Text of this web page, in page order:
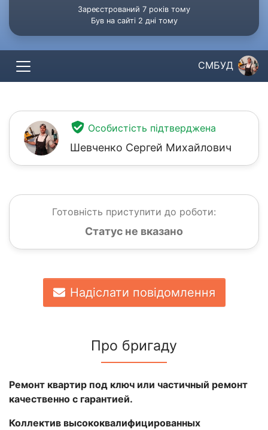
Зареєстрований 7 років тому
Був на сайті 2 дні тому
СМБУД
Особистість підтверджена
Шевченко Сергей Михайлович
Готовність приступити до роботи:
Статус не вказано
Надіслати повідомлення
Про бригаду
Ремонт квартир под ключ или частичный ремонт
качественно с гарантией.
Коллектив высококвалифицированных